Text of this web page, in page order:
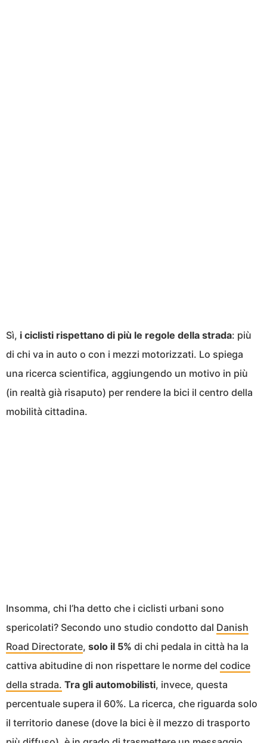
Sì, i ciclisti rispettano di più le regole della strada: più
di chi va in auto o con i mezzi motorizzati. Lo spiega
una ricerca scientifica, aggiungendo un motivo in più
(in realtà già risaputo) per rendere la bici il centro della
mobilità cittadina.
Insomma, chi l’ha detto che i ciclisti urbani sono
spericolati? Secondo uno studio condotto dal Danish
Road Directorate, solo il 5% di chi pedala in città ha la
cattiva abitudine di non rispettare le norme del codice
della strada. Tra gli automobilisti, invece, questa
percentuale supera il 60%. La ricerca, che riguarda solo
il territorio danese (dove la bici è il mezzo di trasporto